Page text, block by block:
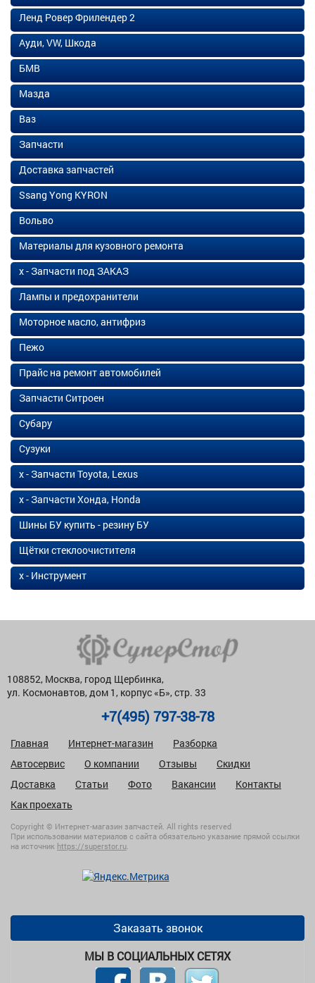
Ленд Ровер Фрилендер 2
Ауди, VW, Шкода
БМВ
Мазда
Ваз
Запчасти
Доставка запчастей
Ssang Yong KYRON
Вольво
Материалы для кузовного ремонта
х - Запчасти под ЗАКАЗ
Лампы и предохранители
Моторное масло, антифриз
Пежо
Прайс на ремонт автомобилей
Запчасти Ситроен
Субару
Сузуки
х - Запчасти Toyota, Lexus
х - Запчасти Хонда, Honda
Шины БУ купить - резину БУ
Щётки стеклоочистителя
х - Инструмент
108852, Москва, город Щербинка,
ул. Космонавтов, дом 1, корпус «Б», стр. 33
+7(495) 797-38-78
Главная Интернет-магазин
Разборка
Автосервис
О компании Отзывы
Скидки
Доставка
Статьи Фото Вакансии
Контакты
Как проехать
Copyright © Интернет-магазин запчастей. All rights reserved
При использовании материалов с сайта обязательно указание прямой ссылки
на источник https://superstor.ru
Заказать звонок
МЫ В СОЦИАЛЬНЫХ СЕТЯХ